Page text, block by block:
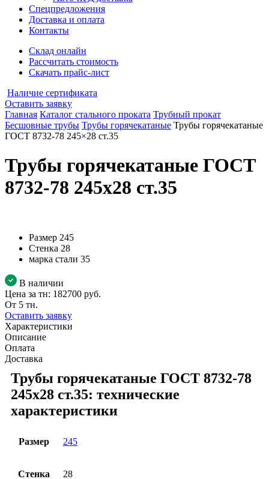
Спецпредложения
Доставка и оплата
Контакты
Склад онлайн
Рассчитать стоимость
Скачать прайс-лист
Наличие сертификата
Оставить заявку
Главная Каталог стального проката Трубный прокат
Бесшовные трубы Трубы горячекатаные Трубы горячекатаные
ГОСТ 8732-78 245×28 ст.35
Трубы горячекатаные ГОСТ
8732-78 245x28 ст.35
Размер 245
Стенка 28
марка стали 35
В наличии
Цена за тн: 182700 руб.
От 5 тн.
Оставить заявку
Характеристики
Описание
Оплата
Доставка
Трубы горячекатаные ГОСТ 8732-78
245x28 ст.35: технические
характеристики
Размер 245
Стенка 28